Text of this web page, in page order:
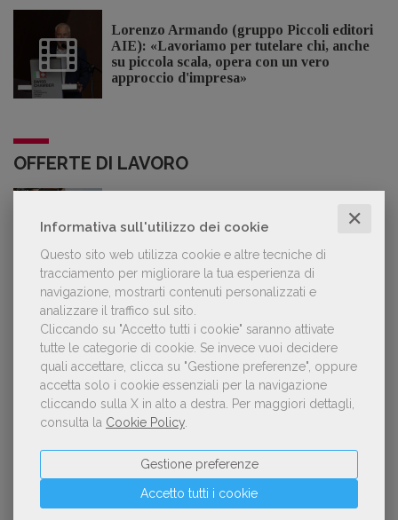
Informativa sull'utilizzo dei cookie ✕
Questo sito web utilizza cookie e altre tecniche di
tracciamento per migliorare la tua esperienza di
navigazione, mostrarti contenuti personalizzati e
analizzare il traffico sul sito.
Cliccando su "Accetto tutti i cookie" saranno attivate
tutte le categorie di cookie. Se invece vuoi decidere
quali accettare, clicca su "Gestione preferenze", oppure
accetta solo i cookie essenziali per la navigazione
cliccando sulla X in alto a destra. Per maggiori dettagli,
consulta la Cookie Policy
Accetto tutti i cookie
Gestione preferenze
Lorenzo Armando (gruppo Piccoli editori
AIE): «Lavoriamo per tutelare chi, anche
su piccola scala, opera con un vero
approccio d'impresa»
OFFERTE DI LAVORO
Lavoro: 7 posizioni aperte e 9 stage in
LE PIÙ LETTE
Con Nolan l’Odissea torna al cinema e cresce in
libreria